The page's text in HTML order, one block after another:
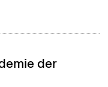
der